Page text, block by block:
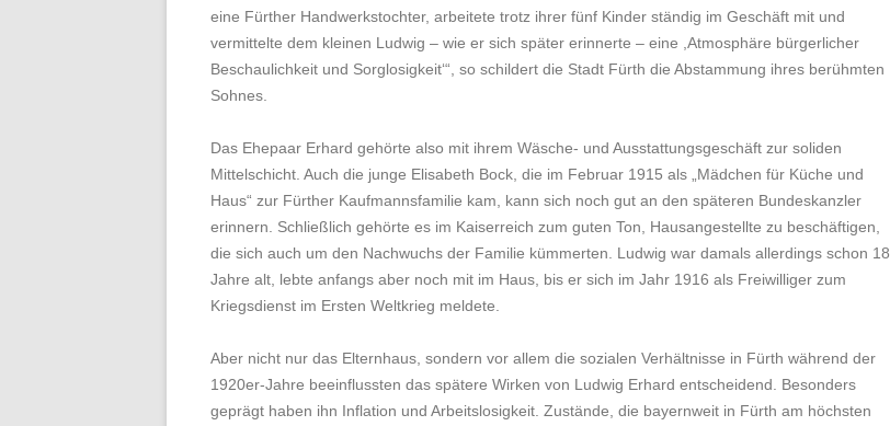
eine Fürther Handwerkstochter, arbeitete trotz ihrer fünf Kinder ständig im Geschäft mit und
vermittelte dem kleinen Ludwig – wie er sich später erinnerte – eine ,Atmosphäre bürgerlicher
Beschaulichkeit und Sorglosigkeit‘“, so schildert die Stadt Fürth die Abstammung ihres berühmten
Sohnes.
Das Ehepaar Erhard gehörte also mit ihrem Wäsche- und Ausstattungsgeschäft zur soliden
Mittelschicht. Auch die junge Elisabeth Bock, die im Februar 1915 als „Mädchen für Küche und
Haus“ zur Fürther Kaufmannsfamilie kam, kann sich noch gut an den späteren Bundeskanzler
erinnern. Schließlich gehörte es im Kaiserreich zum guten Ton, Hausangestellte zu beschäftigen,
die sich auch um den Nachwuchs der Familie kümmerten. Ludwig war damals allerdings schon 18
Jahre alt, lebte anfangs aber noch mit im Haus, bis er sich im Jahr 1916 als Freiwilliger zum
Kriegsdienst im Ersten Weltkrieg meldete.
Aber nicht nur das Elternhaus, sondern vor allem die sozialen Verhältnisse in Fürth während der
1920er-Jahre beeinflussten das spätere Wirken von Ludwig Erhard entscheidend. Besonders
geprägt haben ihn Inflation und Arbeitslosigkeit. Zustände, die bayernweit in Fürth am höchsten